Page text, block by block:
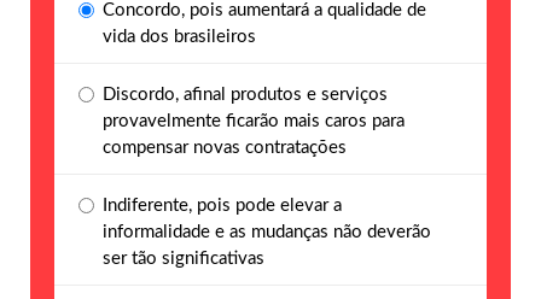
Concordo, pois aumentará a qualidade de
vida dos brasileiros
Discordo, afinal produtos e serviços
provavelmente ficarão mais caros para
compensar novas contratações
Indiferente, pois pode elevar a
informalidade e as mudanças não deverão
ser tão significativas